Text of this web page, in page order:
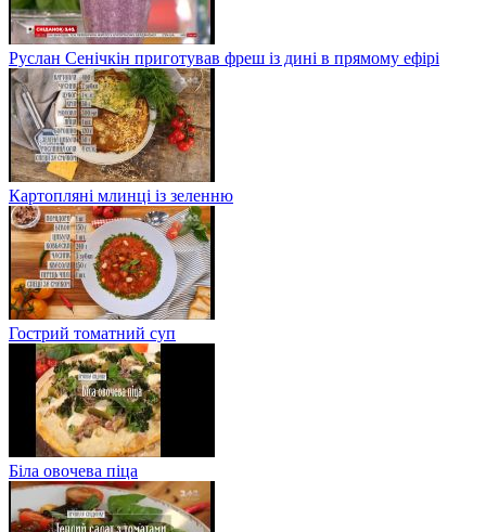
Руслан Сенічкін приготував фреш із дині в прямому ефірі
Картопляні млинці із зеленню
Гострий томатний суп
Біла овочева піца